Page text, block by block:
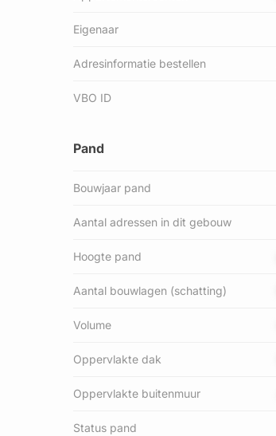
Eigenaar
Adresinformatie bestellen
VBO ID
Pand
Bouwjaar pand
Aantal adressen in dit gebouw
Hoogte pand
Aantal bouwlagen (schatting)
Volume
Oppervlakte dak
Oppervlakte buitenmuur
Status pand